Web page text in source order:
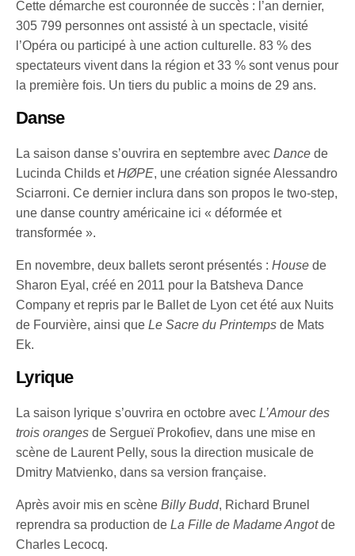
Cette démarche est couronnée de succès : l’an dernier,
305 799 personnes ont assisté à un spectacle, visité
l’Opéra ou participé à une action culturelle. 83 % des
spectateurs vivent dans la région et 33 % sont venus pour
la première fois. Un tiers du public a moins de 29 ans.
Danse
La saison danse s’ouvrira en septembre avecDance de
Lucinda Childs etHØPE, une création signée Alessandro
Sciarroni. Ce dernier inclura dans son propos le two-step,
une danse country américaine ici « déformée et
transformée ».
En novembre, deux ballets seront présentés :House de
Sharon Eyal, créé en 2011 pour la Batsheva Dance
Company et repris par le Ballet de Lyon cet été aux Nuits
de Fourvière, ainsi queLe Sacre du Printemps de Mats
Ek.
Lyrique
La saison lyrique s’ouvrira en octobre avecL’Amour des
trois oranges de Sergueï Prokofiev, dans une mise en
scène de Laurent Pelly, sous la direction musicale de
Dmitry Matvienko, dans sa version française.
Après avoir mis en scèneBilly Budd, Richard Brunel
reprendra sa production deLa Fille de Madame Angotde
Charles Lecocq.